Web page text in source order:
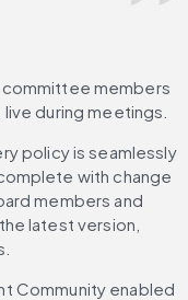
committee members
during meetings.
policy is seamlessly
with change
members and
latest version,
Community enabled